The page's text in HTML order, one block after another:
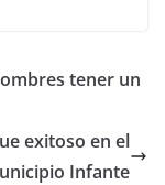
tener un
exitoso en el
Infante